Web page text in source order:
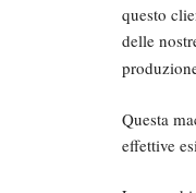
questo
delle
Questa
effettive